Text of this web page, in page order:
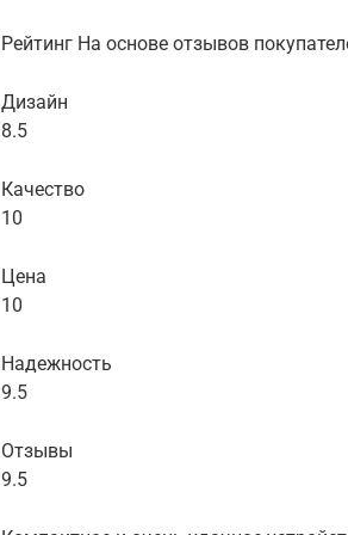
Рейтинг На основе отзывов
Дизайн
8.5
Качество
10
Цена
10
Надежность
9.5
Отзывы
9.5